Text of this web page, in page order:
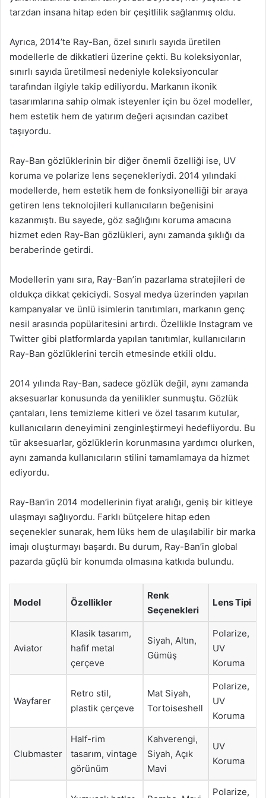
tarzdan insana hitap eden bir çeşitlilik sağlanmış oldu.
Ayrıca, 2014’te Ray-Ban, özel sınırlı sayıda üretilen
modellerle de dikkatleri üzerine çekti. Bu koleksiyonlar,
sınırlı sayıda üretilmesi nedeniyle koleksiyoncular
tarafından ilgiyle takip ediliyordu. Markanın ikonik
tasarımlarına sahip olmak isteyenler için bu özel modeller,
hem estetik hem de yatırım değeri açısından cazibet
taşıyordu.
Ray-Ban gözlüklerinin bir diğer önemli özelliği ise, UV
koruma ve polarize lens seçenekleriydi. 2014 yılındaki
modellerde, hem estetik hem de fonksiyonelliği bir araya
getiren lens teknolojileri kullanıcıların beğenisini
kazanmıştı. Bu sayede, göz sağlığını koruma amacına
hizmet eden Ray-Ban gözlükleri, aynı zamanda şıklığı da
beraberinde getirdi.
Modellerin yanı sıra, Ray-Ban’in pazarlama stratejileri de
oldukça dikkat çekiciydi. Sosyal medya üzerinden yapılan
kampanyalar ve ünlü isimlerin tanıtımları, markanın genç
nesil arasında popülaritesini artırdı. Özellikle Instagram ve
Twitter gibi platformlarda yapılan tanıtımlar, kullanıcıların
Ray-Ban gözlüklerini tercih etmesinde etkili oldu.
2014 yılında Ray-Ban, sadece gözlük değil, aynı zamanda
aksesuarlar konusunda da yenilikler sunmuştu. Gözlük
çantaları, lens temizleme kitleri ve özel tasarım kutular,
kullanıcıların deneyimini zenginleştirmeyi hedefliyordu. Bu
tür aksesuarlar, gözlüklerin korunmasına yardımcı olurken,
aynı zamanda kullanıcıların stilini tamamlamaya da hizmet
ediyordu.
Ray-Ban’in 2014 modellerinin fiyat aralığı, geniş bir kitleye
ulaşmayı sağlıyordu. Farklı bütçelere hitap eden
seçenekler sunarak, hem lüks hem de ulaşılabilir bir marka
imajı oluşturmayı başardı. Bu durum, Ray-Ban’in global
pazarda güçlü bir konumda olmasına katkıda bulundu.
Model Özellikler
Renk
Seçenekleri
Lens Tipi
Aviator
Klasik tasarım,
hafif metal
çerçeve
Siyah, Altın,
Gümüş
Polarize,
UV
Koruma
Wayfarer
Retro stil,
plastik çerçeve
Mat Siyah,
Tortoiseshell
Polarize,
UV
Koruma
Clubmaster
Half-rim
tasarım, vintage
görünüm
Kahverengi,
Siyah, Açık
Mavi
UV
Koruma
Polarize,